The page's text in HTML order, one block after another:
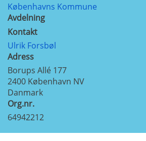
Københavns Kommune
Avdelning
Kontakt
Ulrik Forsbøl
Adress
Borups Allé 177
2400 København NV
Danmark
Org.nr.
64942212